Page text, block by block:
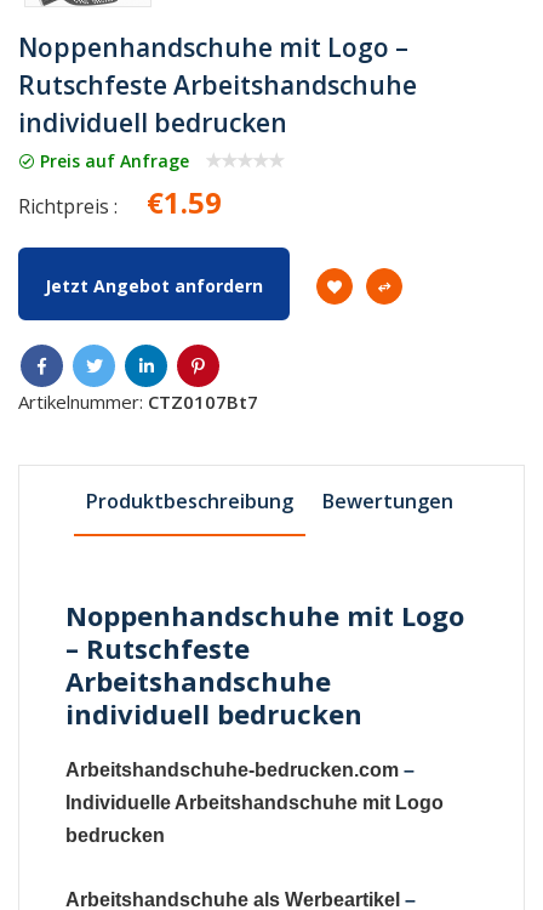
Noppenhandschuhe mit Logo –
Rutschfeste Arbeitshandschuhe
individuell bedrucken
Preis auf Anfrage
Richtpreis : €1.59
Jetzt Angebot anfordern
Artikelnummer: CTZ0107Bt7
Produktbeschreibung Bewertungen
Noppenhandschuhe mit Logo
– Rutschfeste
Arbeitshandschuhe
individuell bedrucken
Arbeitshandschuhe-bedrucken.com –
Individuelle Arbeitshandschuhe mit Logo
bedrucken
Arbeitshandschuhe als Werbeartikel –